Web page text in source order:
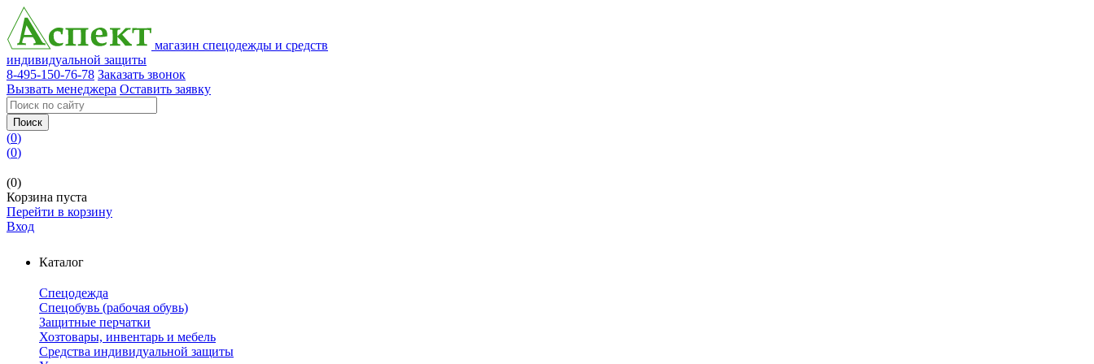
магазин спецодежды и средств
индивидуальной защиты
8-495-150-76-78 Заказать звонок
Вызвать менеджера Оставить заявку
Поиск
(0)
(0)
(0)
Корзина пуста
Перейти в корзину
Вход
Каталог
Спецодежда
Спецобувь (рабочая обувь)
Защитные перчатки
Хозтовары, инвентарь и мебель
Средства индивидуальной защиты